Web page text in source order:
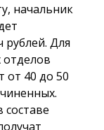
начальник
рублей. Для
от 40 до 50